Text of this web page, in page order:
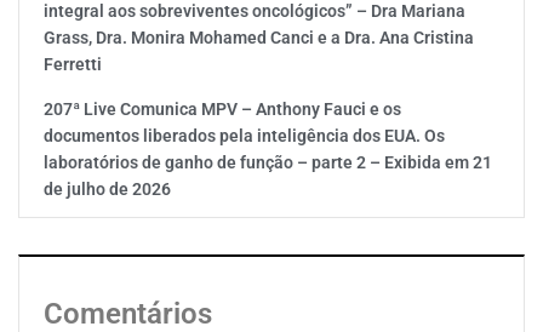
integral aos sobreviventes oncológicos” – Dra Mariana
Grass, Dra. Monira Mohamed Canci e a Dra. Ana Cristina
Ferretti
207ª Live Comunica MPV – Anthony Fauci e os
documentos liberados pela inteligência dos EUA. Os
laboratórios de ganho de função – parte 2 – Exibida em 21
de julho de 2026
Comentários